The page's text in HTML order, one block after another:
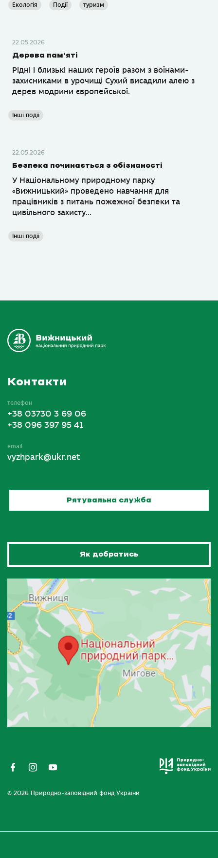
Екологія Події туризм
22.05.2026
Дерева пам’яті
Рідні і близькі наших героїв разом з воїнами-
захисниками в урочищі Сухий висадили алею з
дерев модрини європейської.
Інші події
22.05.2026
Безпека починається з обізнаності
У Національному природному парку
«Вижницький» проведено навчання для
працівників з питань пожежної безпеки та
цивільного захисту...
Інші події
Контакти
телефон
+38 03730 3 69 06
+38 096 397 95 41
email
vyzhpark@ukr.net
Рятувальна служба
Як добратись
© 2026 Природно-заповідний фонд України